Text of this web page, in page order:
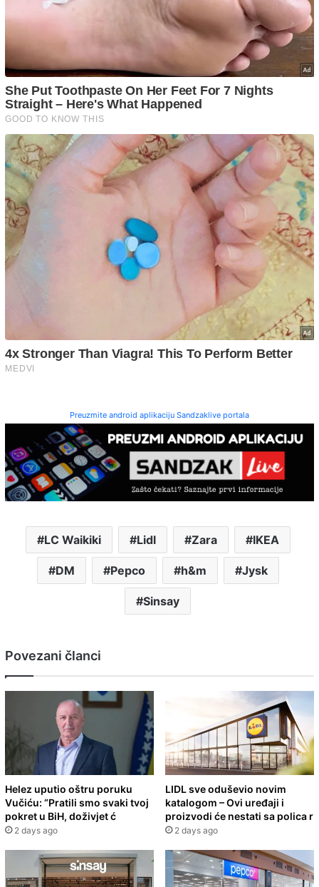
Preuzmite android aplikaciju Sandzaklive portala
LC Waikiki Lidl Zara IKEA
DM Pepco h&m Jysk
Sinsay
Povezani članci
Helez uputio oštru poruku
Vučiću: “Pratili smo svaki tvoj
pokret u BiH, doživjet ć
2 days ago
LIDL sve oduševio novim
katalogom – Ovi uređaji i
proizvodi će nestati sa polica r
2 days ago